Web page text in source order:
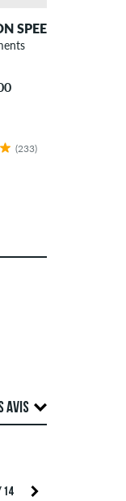
SPEED CO.
(233)
AVIS
14